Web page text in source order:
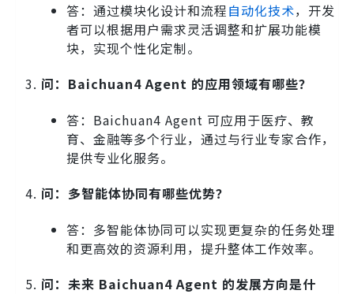
答：通过模块化设计和流程自动化技术，开发
者可以根据用户需求灵活调整和扩展功能模
块，实现个性化定制。
问：Baichuan4 Agent 的应用领域有哪些？
答：Baichuan4 Agent 可应用于医疗、教
育、金融等多个行业，通过与行业专家合作，
提供专业化服务。
问：多智能体协同有哪些优势？
答：多智能体协同可以实现更复杂的任务处理
和更高效的资源利用，提升整体工作效率。
问：未来 Baichuan4 Agent 的发展方向是什